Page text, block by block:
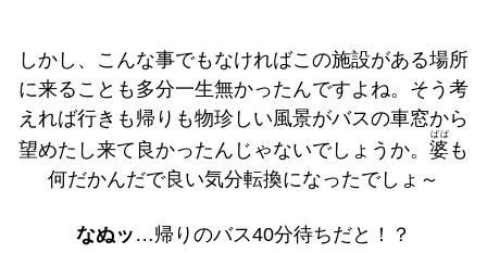
しかし、こんな事でもなければこの施設がある場所
に来ることも多分一生無かったんですよね。そう考
えれば行きも帰りも物珍しい風景がバスの車窓から
望めたし来て良かったんじゃないでしょうか。 婆
ばば
も
何だかんだで良い気分転換になったでしょ～
なぬッ …帰りのバス40分待ちだと！？